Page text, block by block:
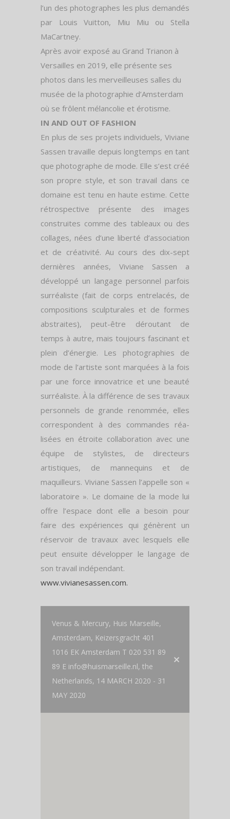
l’un des photographes les plus demandés
par Louis Vuitton, Miu Miu ou Stella
MaCartney.
Après avoir exposé au Grand Trianon à
Versailles en 2019, elle présente ses
photos dans les merveilleuses salles du
musée de la photographie d’Amsterdam
où se frôlent mélancolie et érotisme.
IN AND OUT OF FASHION
En plus de ses projets individuels, Viviane
Sassen travaille depuis longtemps en tant
que photographe de mode. Elle s’est créé
son propre style, et son travail dans ce
domaine est tenu en haute estime. Cette
rétrospective présente des images
construites comme des tableaux ou des
collages, nées d’une liberté d’association
et de créativité. Au cours des dix-sept
dernières années, Viviane Sassen a
développé un langage personnel parfois
surréaliste (fait de corps entrelacés, de
compositions sculpturales et de formes
abstraites), peut-être déroutant de
temps à autre, mais toujours fascinant et
plein d’énergie. Les photographies de
mode de l’artiste sont marquées à la fois
par une force innovatrice et une beauté
surréaliste. À la différence de ses travaux
personnels de grande renommée, elles
correspondent à des commandes réa-
lisées en étroite collaboration avec une
équipe de stylistes, de directeurs
artistiques, de mannequins et de
maquilleurs. Viviane Sassen l’appelle son «
laboratoire ». Le domaine de la mode lui
offre l’espace dont elle a besoin pour
faire des expériences qui génèrent un
réservoir de travaux avec lesquels elle
peut ensuite développer le langage de
son travail indépendant.
www.vivianesassen.com.
Venus & Mercury, Huis Marseille,
Amsterdam, Keizersgracht 401
1016 EK Amsterdam T 020 531 89
89 E info@huismarseille.nl, the
Netherlands, 14 MARCH 2020 - 31
MAY 2020